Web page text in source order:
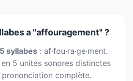
a "affouragement" ?
5 syllabes : af·fou·ra·ge·ment.
5 unités sonores distinctes
complète.